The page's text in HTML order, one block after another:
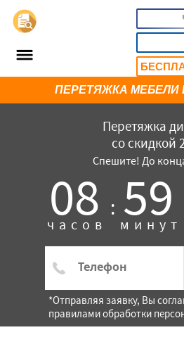
Перетяжка
со скидкой
Спешите! До
08 :
часов 59
минут
*Отправляя заявку, Вы
правилами обработки
ПЕРЕТЯЖКА МЕБЕЛИ